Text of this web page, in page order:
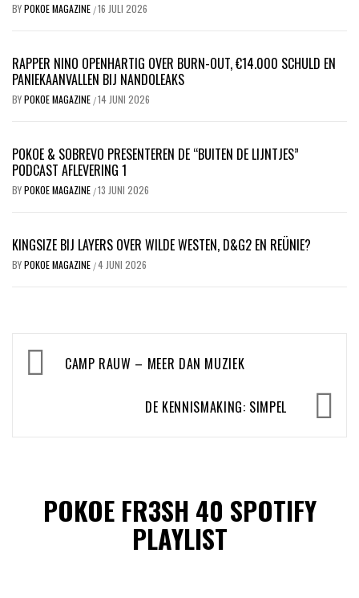
BYPOKOE MAGAZINE /16 JULI 2026
RAPPER NINO OPENHARTIG OVER BURN-OUT, €14.000 SCHULD EN
PANIEKAANVALLEN BIJ NANDOLEAKS
BYPOKOE MAGAZINE /14 JUNI 2026
POKOE & SOBREVO PRESENTEREN DE “BUITEN DE LIJNTJES”
PODCAST AFLEVERING 1
BYPOKOE MAGAZINE /13 JUNI 2026
KINGSIZE BIJ LAYERS OVER WILDE WESTEN, D&G2 EN REÜNIE?
BYPOKOE MAGAZINE /4 JUNI 2026
Bericht
navigatieCAMP RAUW – MEER DAN MUZIEK
DE KENNISMAKING: SIMPEL
POKOE FR3SH 40 SPOTIFY
PLAYLIST